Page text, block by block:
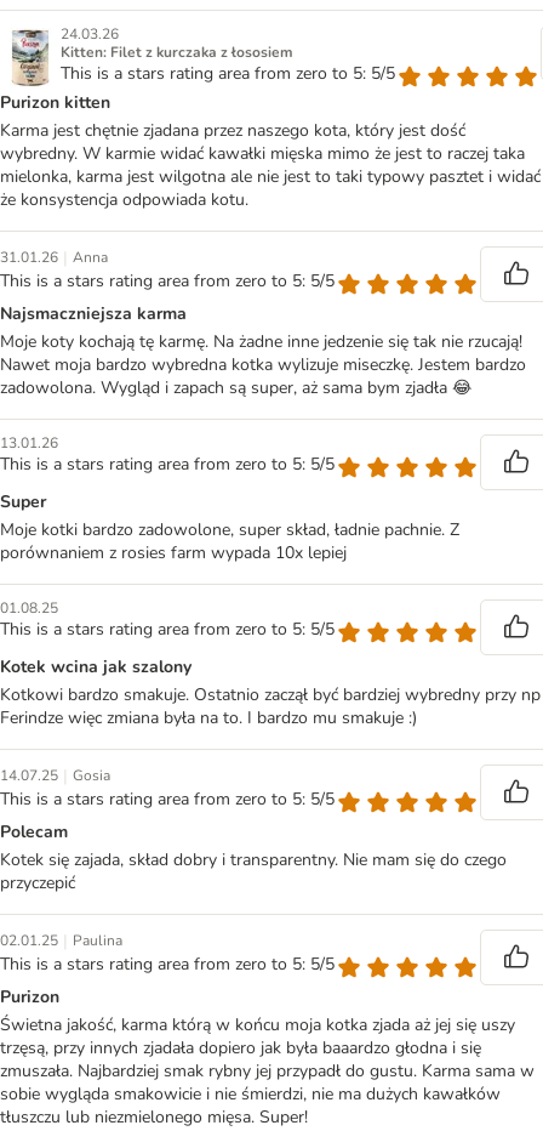
24.03.26
Kitten: Filet z kurczaka z łososiem
This is a stars rating area from zero to 5: 5/5
Purizon kitten
Karma jest chętnie zjadana przez naszego kota, który jest dość
wybredny. W karmie widać kawałki mięska mimo że jest to raczej taka
mielonka, karma jest wilgotna ale nie jest to taki typowy pasztet i widać
że konsystencja odpowiada kotu.
31.01.26 | Anna
This is a stars rating area from zero to 5: 5/5
Najsmaczniejsza karma
Moje koty kochają tę karmę. Na żadne inne jedzenie się tak nie rzucają!
Nawet moja bardzo wybredna kotka wylizuje miseczkę. Jestem bardzo
zadowolona. Wygląd i zapach są super, aż sama bym zjadła 😂
13.01.26
This is a stars rating area from zero to 5: 5/5
Super
Moje kotki bardzo zadowolone, super skład, ładnie pachnie. Z
porównaniem z rosies farm wypada 10x lepiej
01.08.25
This is a stars rating area from zero to 5: 5/5
Kotek wcina jak szalony
Kotkowi bardzo smakuje. Ostatnio zaczął być bardziej wybredny przy np
Ferindze więc zmiana była na to. I bardzo mu smakuje :)
14.07.25 | Gosia
This is a stars rating area from zero to 5: 5/5
Polecam
Kotek się zajada, skład dobry i transparentny. Nie mam się do czego
przyczepić
02.01.25 | Paulina
This is a stars rating area from zero to 5: 5/5
Purizon
Świetna jakość, karma którą w końcu moja kotka zjada aż jej się uszy
trzęsą, przy innych zjadała dopiero jak była baaardzo głodna i się
zmuszała. Najbardziej smak rybny jej przypadł do gustu. Karma sama w
sobie wygląda smakowicie i nie śmierdzi, nie ma dużych kawałków
tłuszczu lub niezmielonego mięsa. Super!